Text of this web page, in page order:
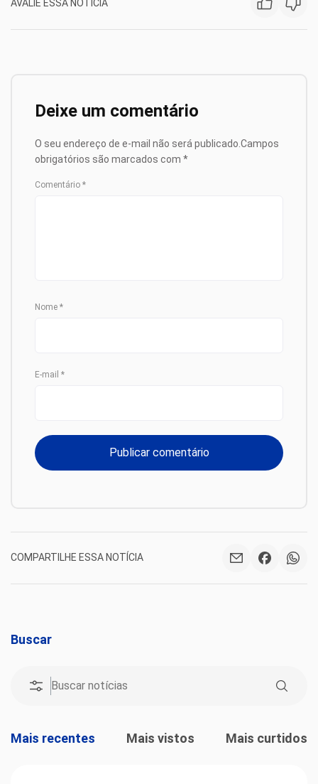
AVALIE ESSA NOTÍCIA
Deixe um comentário
O seu endereço de e-mail não será publicado. Campos
obrigatórios são marcados com *
Comentário *
Nome *
E-mail *
COMPARTILHE ESSA NOTÍCIA
Buscar
Mais recentes Mais vistos Mais curtidos